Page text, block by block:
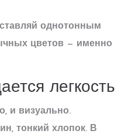
однотонным
цветов — именно
легкость
и визуально.
тонкий хлопок. В